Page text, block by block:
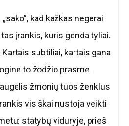
kad kažkas negerai
įrankis, kuris genda tyliai.
subtiliai, kartais gana
to žodžio prasme.
žmonių tuos ženklus
visiškai nustoja veikti
statybų viduryje, prieš